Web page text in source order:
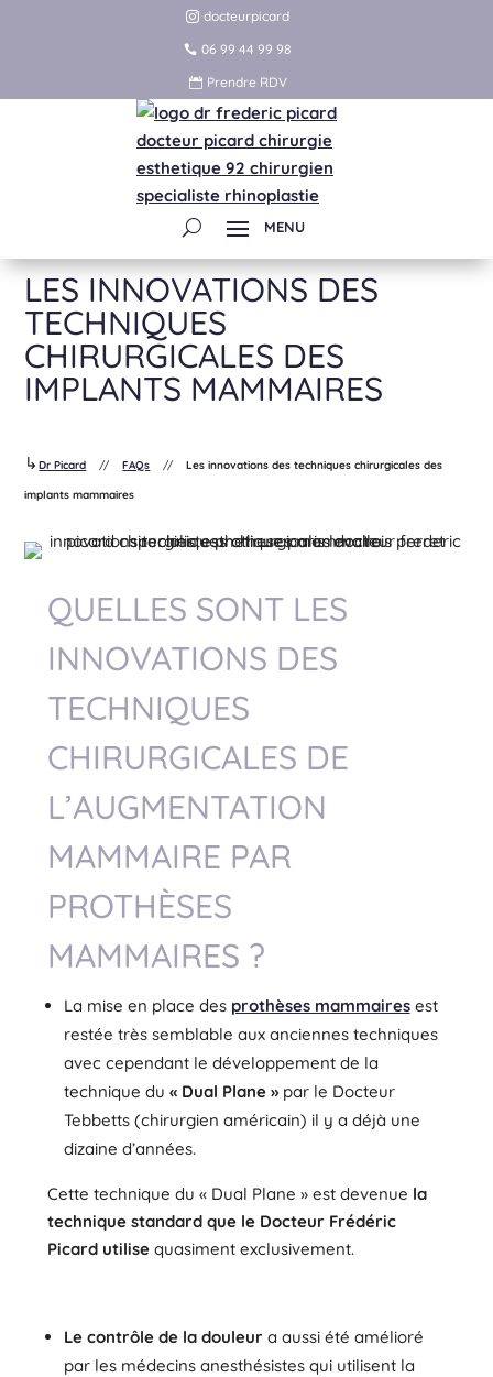
docteurpicard
06 99 44 99 98
Prendre RDV
LES INNOVATIONS DES
TECHNIQUES
CHIRURGICALES DES
IMPLANTS MAMMAIRES
↳Dr Picard //FAQs //Les innovations des techniques chirurgicales des
implants mammaires
QUELLES SONT LES
INNOVATIONS DES
TECHNIQUES
CHIRURGICALES DE
L’AUGMENTATION
MAMMAIRE PAR
PROTHÈSES
MAMMAIRES ?
La mise en place des prothèses mammairesest
restée très semblable aux anciennes techniques
avec cependant le développement de la
technique du « Dual Plane »par le Docteur
Tebbetts (chirurgien américain) il y a déjà une
dizaine d’années.
Cette technique du « Dual Plane » est devenue la
technique standard que le Docteur Frédéric
Picard utilisequasiment exclusivement.
Le contrôle de la douleura aussi été amélioré
par les médecins anesthésistes qui utilisent la